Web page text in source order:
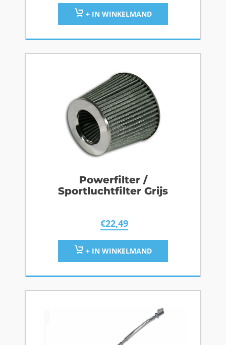
+ IN WINKELMAND
Powerfilter /
Sportluchtfilter Grijs
€22,49
+ IN WINKELMAND